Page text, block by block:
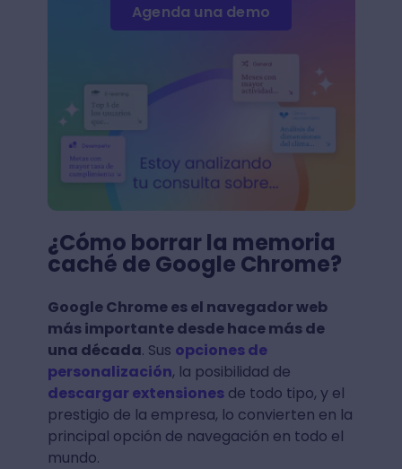
Agenda una demo
¿Cómo borrar la memoria
caché de Google Chrome?
Google Chrome es el navegador web
más importante desde hace más de
una década. Sus opciones de
personalización, la posibilidad de
descargar extensionesde todo tipo, y el
prestigio de la empresa, lo convierten en la
principal opción de navegación en todo el
mundo.